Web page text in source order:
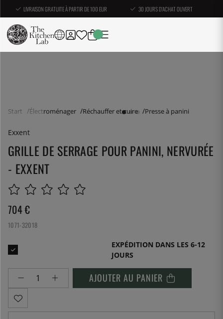
LIVRAISON GRATUITE À PARTIR DE 100 EUR 30 JOURS D'ACHAT OUVERT
Start Électroménager Réchauffer et cuire Presse à panini
Exxent
GRILLE DE SERRAGE POUR PANINI, NERVURÉE
- EXXENT
704€
1071-32018
EXPÉDITION DANS LES 6-12
JOURS
AJOUTER AU PANIER